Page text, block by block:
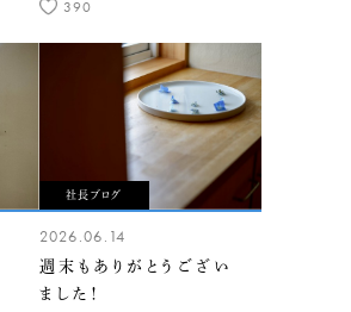
390
社長ブログ
2026.06.14
週末もありがとうござい
ました！